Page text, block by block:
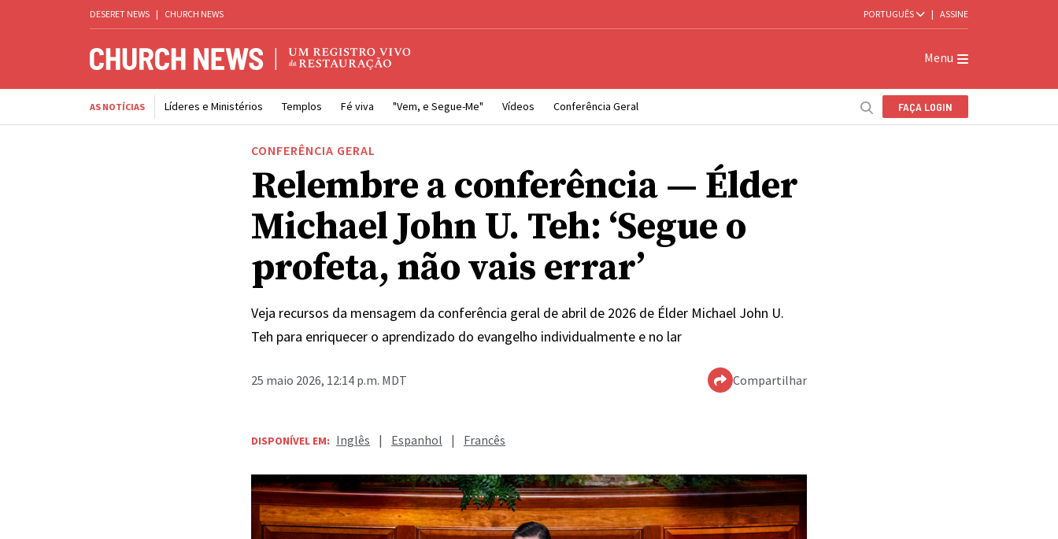
DESERET NEWS | CHURCH NEWS PORTUGUÊS | ASSINE
Menu
AS NOTÍCIAS Líderes e Ministérios Templos Fé viva "Vem, e Segue-Me" Vídeos Conferência Geral FAÇA LOGIN
CONFERÊNCIA GERAL
Relembre a conferência — Élder
Michael John U. Teh: ‘Segue o
profeta, não vais errar’
Veja recursos da mensagem da conferência geral de abril de 2026 de Élder Michael John U.
Teh para enriquecer o aprendizado do evangelho individualmente e no lar
25 maio 2026, 12:14 p.m. MDT Compartilhar
DISPONÍVEL EM: Inglês | Espanhol | Francês